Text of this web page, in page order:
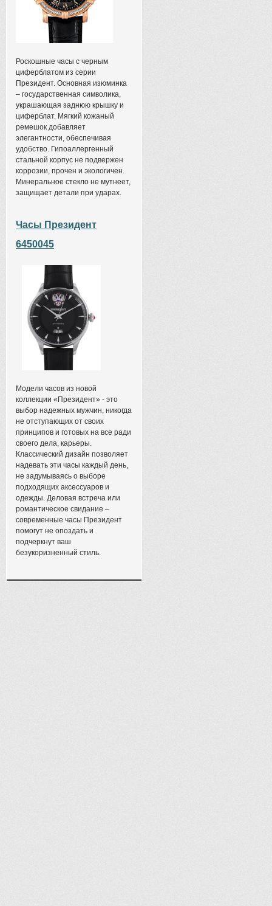
Роскошные часы с черным
циферблатом из серии
Президент. Основная изюминка
– государственная символика,
украшающая заднюю крышку и
циферблат. Мягкий кожаный
ремешок добавляет
элегантности, обеспечивая
удобство. Гипоаллергенный
стальной корпус не подвержен
коррозии, прочен и экологичен.
Минеральное стекло не мутнеет,
защищает детали при ударах.
Часы Президент
6450045
Модели часов из новой
коллекции «Президент» - это
выбор надежных мужчин, никогда
не отступающих от своих
принципов и готовых на все ради
своего дела, карьеры.
Классический дизайн позволяет
надевать эти часы каждый день,
не задумываясь о выборе
подходящих аксессуаров и
одежды. Деловая встреча или
романтическое свидание –
современные часы Президент
помогут не опоздать и
подчеркнут ваш
безукоризненный стиль.